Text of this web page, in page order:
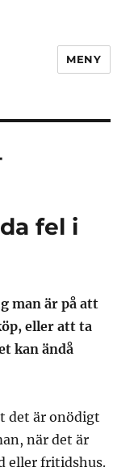
MENY
fel i
man är på att
eller att ta
kan ändå
det är onödigt
när det är
eller fritidshus.